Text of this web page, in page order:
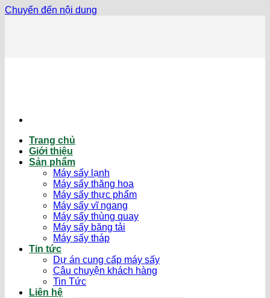
Chuyển đến nội dung
Trang chủ
Giới thiệu
Sản phẩm
Máy sấy lạnh
Máy sấy thăng hoa
Máy sấy thực phẩm
Máy sấy vĩ ngang
Máy sấy thùng quay
Máy sấy băng tải
Máy sấy tháp
Tin tức
Dự án cung cấp máy sấy
Câu chuyện khách hàng
Tin Tức
Liên hệ